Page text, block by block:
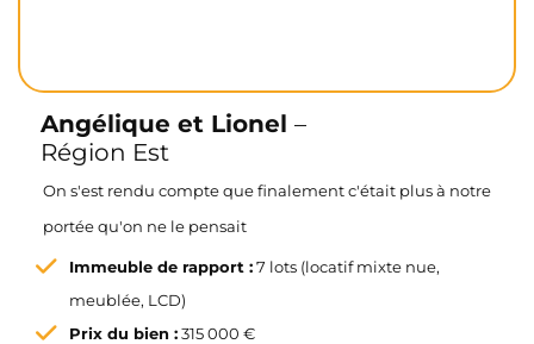
Angélique et Lionel –
Région Est
On s'est rendu compte que finalement c'était plus à notre
portée qu'on ne le pensait
Immeuble de rapport :7 lots (locatif mixte nue,
meublée, LCD)
Prix du bien :315 000 €